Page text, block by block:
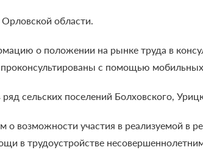
области.
о положении на рынке труда в
с помощью
сельских поселений Болховского,
возможности участия в реализуемой в
в трудоустройстве